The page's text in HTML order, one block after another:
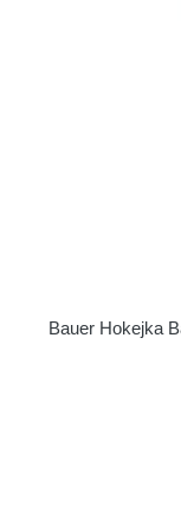
Bauer Hokejka